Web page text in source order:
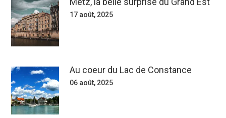
17 août, 2025
Au coeur du Lac de Constance
06 août, 2025